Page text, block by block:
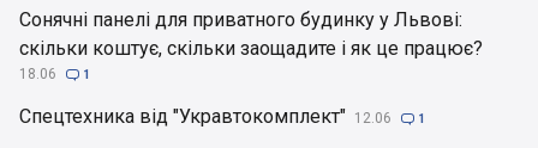
Сонячні панелі для приватного будинку у Львові:
скільки коштує, скільки заощадите і як це працює?
18.06  1
Спецтехника від "Укравтокомплект" 12.06  1